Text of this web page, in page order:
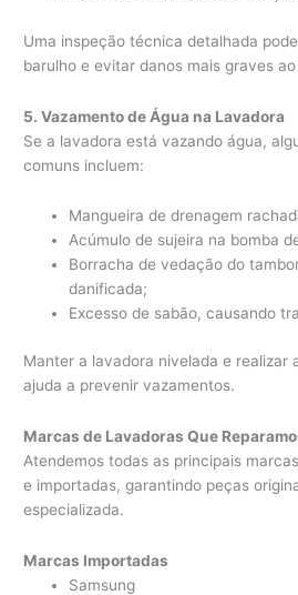
Uma inspeção técnica detalhada
barulho e evitar danos mais graves
5. Vazamento de Água na Lavadora
Se a lavadora está vazando água,
comuns incluem:
Mangueira de drenagem
Acúmulo de sujeira na bomba
Borracha de vedação do
danificada;
Excesso de sabão, causando
Manter a lavadora nivelada e realizar
ajuda a prevenir vazamentos.
Marcas de Lavadoras Que
Atendemos todas as principais
e importadas, garantindo peças
especializada.
Marcas Importadas
Samsung